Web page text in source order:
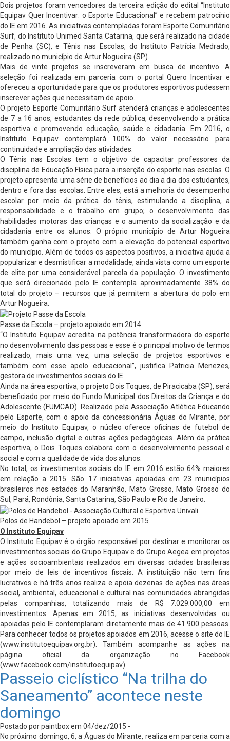
Dois projetos foram vencedores da terceira edição do edital “Instituto
Equipav Quer Incentivar: o Esporte Educacional” e recebem patrocínio
do IE em 2016. As iniciativas contempladas foram Esporte Comunitário
Surf, do Instituto Unimed Santa Catarina, que será realizado na cidade
de Penha (SC), e Tênis nas Escolas, do Instituto Patrícia Medrado,
realizado no município de Artur Nogueira (SP).
Mais de vinte projetos se inscreveram em busca de incentivo. A
seleção foi realizada em parceria com o portal Quero Incentivar e
ofereceu a oportunidade para que os produtores esportivos pudessem
inscrever ações que necessitam de apoio.
O projeto Esporte Comunitário Surf atenderá crianças e adolescentes
de 7 a 16 anos, estudantes da rede pública, desenvolvendo a prática
esportiva e promovendo educação, saúde e cidadania. Em 2016, o
Instituto Equipav contemplará 100% do valor necessário para
continuidade e ampliação das atividades.
O Tênis nas Escolas tem o objetivo de capacitar professores da
disciplina de Educação Física para a inserção do esporte nas escolas. O
projeto apresenta uma série de benefícios ao dia a dia dos estudantes,
dentro e fora das escolas. Entre eles, está a melhoria do desempenho
escolar por meio da prática do tênis, estimulando a disciplina, a
responsabilidade e o trabalho em grupo; o desenvolvimento das
habilidades motoras das crianças e o aumento da socialização e da
cidadania entre os alunos. O próprio município de Artur Nogueira
também ganha com o projeto com a elevação do potencial esportivo
do município. Além de todos os aspectos positivos, a iniciativa ajuda a
popularizar e desmistificar a modalidade, ainda vista como um esporte
de elite por uma considerável parcela da população. O investimento
que será direcionado pelo IE contempla aproximadamente 38% do
total do projeto – recursos que já permitem a abertura do polo em
Artur Nogueira.
Passe da Escola – projeto apoiado em 2014
“O Instituto Equipav acredita na potência transformadora do esporte
no desenvolvimento das pessoas e esse é o principal motivo de termos
realizado, mais uma vez, uma seleção de projetos esportivos e
também com esse apelo educacional”, justifica Patricia Menezes,
gestora de investimentos sociais do IE.
Ainda na área esportiva, o projeto Dois Toques, de Piracicaba (SP), será
beneficiado por meio do Fundo Municipal dos Direitos da Criança e do
Adolescente (FUMCAD). Realizado pela Associação Atlética Educando
pelo Esporte, com o apoio da concessionária Águas do Mirante, por
meio do Instituto Equipav, o núcleo oferece oficinas de futebol de
campo, inclusão digital e outras ações pedagógicas. Além da prática
esportiva, o Dois Toques colabora com o desenvolvimento pessoal e
social e com a qualidade de vida dos alunos.
No total, os investimentos sociais do IE em 2016 estão 64% maiores
em relação a 2015. São 17 iniciativas apoiadas em 23 municípios
brasileiros nos estados do Maranhão, Mato Grosso, Mato Grosso do
Sul, Pará, Rondônia, Santa Catarina, São Paulo e Rio de Janeiro.
Polos de Handebol – projeto apoiado em 2015
O Instituto Equipav
O Instituto Equipav é o órgão responsável por destinar e monitorar os
investimentos sociais do Grupo Equipav e do Grupo Aegea em projetos
e ações socioambientais realizados em diversas cidades brasileiras
por meio de leis de incentivos fiscais. A instituição não tem fins
lucrativos e há três anos realiza e apoia dezenas de ações nas áreas
social, ambiental, educacional e cultural nas comunidades abrangidas
pelas companhias, totalizando mais de R$ 7.029.000,00 em
investimentos. Apenas em 2015, as iniciativas desenvolvidas ou
apoiadas pelo IE contemplaram diretamente mais de 41.900 pessoas.
Para conhecer todos os projetos apoiados em 2016, acesse o site do IE
(www.institutoequipav.org.br). Também acompanhe as ações na
página oficial da organização no Facebook
(www.facebook.com/institutoequipav).
Passeio ciclístico “Na trilha do
Saneamento” acontece neste
domingo
Postado por paintbox em 04/dez/2015 -
No próximo domingo, 6, a Águas do Mirante, realiza em parceria com a